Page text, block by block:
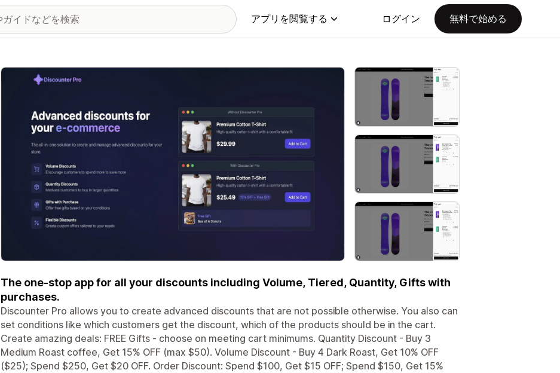
アプリを閲覧する ログイン 無料で始める
特集の画像ギャラリー
The one-stop app for all your discounts including Volume, Tiered, Quantity, Gifts with
purchases.
Discounter Pro allows you to create advanced discounts that are not possible otherwise. You also can
set conditions like which customers get the discount, which of the products should be in the cart.
Create amazing deals: FREE Gifts - choose on meeting cart minimums. Quantity Discount - Buy 3
Medium Roast coffee, Get 15% OFF (max $50). Volume Discount - Buy 4 Dark Roast, Get 10% OFF
($25); Spend $250, Get $20 OFF. Order Discount: Spend $100, Get $15 OFF; Spend $150, Get 15%